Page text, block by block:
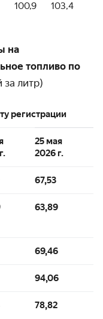
100,9 103,4
на
топливо по
за литр)
регистрации
25 мая
2026 г.
67,53
63,89
69,46
94,06
78,82